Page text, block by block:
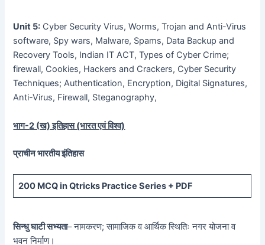
Unit 5: Cyber Security Virus, Worms, Trojan and Anti-Virus
software, Spy wars, Malware, Spams, Data Backup and
Recovery Tools, Indian IT ACT, Types of Cyber Crime;
firewall, Cookies, Hackers and Crackers, Cyber Security
Techniques; Authentication, Encryption, Digital Signatures,
Anti-Virus, Firewall, Steganography,
भाग-2 (ख) इतिहास (भारत एवं विश्व)
प्राचीन भारतीय इंतिहास
200 MCQin Qtricks Practice Series + PDF
सिन्धु घाटी सभ्यता– नामकरण; सामाजिक व आर्थिक स्थितिः नगर योजना व
भवन निर्माण।